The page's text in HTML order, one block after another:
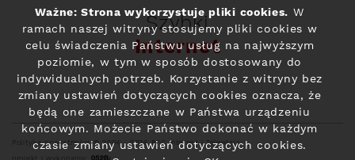
Szybki
Internet
Polityka prywatności© 2004 - 2026 RFC Internet i Telewizja
Ważne: Strona wykorzystuje pliki cookies. W
ramach naszej witryny stosujemy pliki cookies w
celu świadczenia Państwu usług na najwyższym
poziomie, w tym w sposób dostosowany do
indywidualnych potrzeb. Korzystanie z witryny bez
zmiany ustawień dotyczących cookies oznacza, że
będą one zamieszczane w Państwa urządzeniu
końcowym. Możecie Państwo dokonać w każdym
czasie zmiany ustawień dotyczących cookies.